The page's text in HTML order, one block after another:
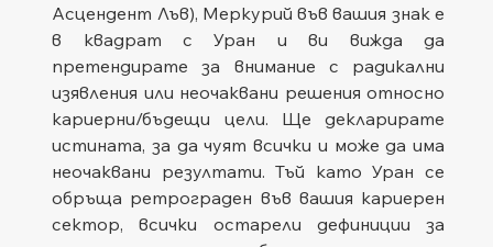
Асцендент Лъв), Меркурий във вашия знак е
в квадрат с Уран и ви вижда да
претендирате за внимание с радикални
изявления или неочаквани решения относно
кариерни/бъдещи цели. Ще декларирате
истината, за да чуят всички и може да има
неочаквани резултати. Тъй като Уран се
обръща ретрограден във вашия кариерен
сектор, всички остарели дефиниции за